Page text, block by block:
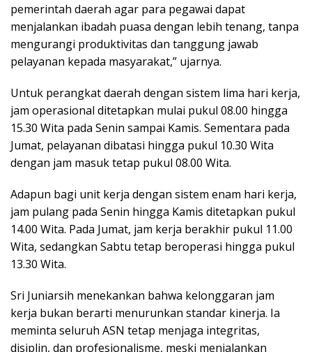
pemerintah daerah agar para pegawai dapat
menjalankan ibadah puasa dengan lebih tenang, tanpa
mengurangi produktivitas dan tanggung jawab
pelayanan kepada masyarakat,” ujarnya.
Untuk perangkat daerah dengan sistem lima hari kerja,
jam operasional ditetapkan mulai pukul 08.00 hingga
15.30 Wita pada Senin sampai Kamis. Sementara pada
Jumat, pelayanan dibatasi hingga pukul 10.30 Wita
dengan jam masuk tetap pukul 08.00 Wita.
Adapun bagi unit kerja dengan sistem enam hari kerja,
jam pulang pada Senin hingga Kamis ditetapkan pukul
14.00 Wita. Pada Jumat, jam kerja berakhir pukul 11.00
Wita, sedangkan Sabtu tetap beroperasi hingga pukul
13.30 Wita.
Sri Juniarsih menekankan bahwa kelonggaran jam
kerja bukan berarti menurunkan standar kinerja. Ia
meminta seluruh ASN tetap menjaga integritas,
disiplin, dan profesionalisme, meski menjalankan